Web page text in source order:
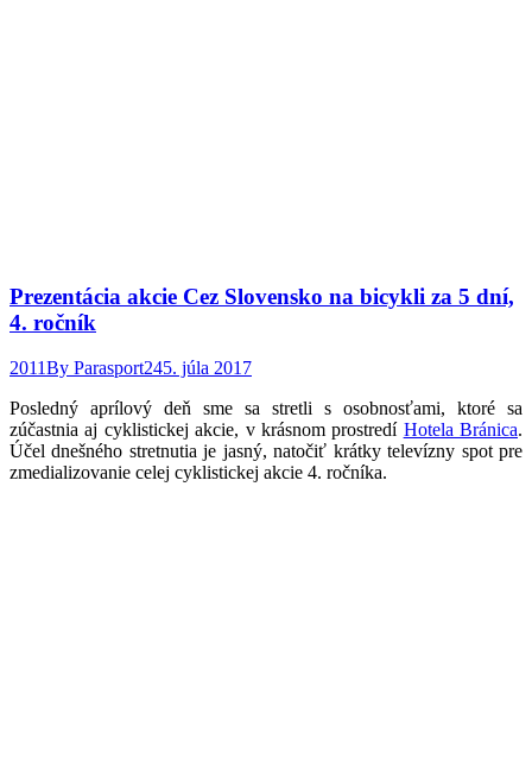
Prezentácia akcie Cez Slovensko na bicykli za 5 dní,
4. ročník
2011By Parasport245. júla 2017
Posledný aprílový deň sme sa stretli s osobnosťami, ktoré sa
zúčastnia aj cyklistickej akcie, v krásnom prostredí Hotela Bránica.
Účel dnešného stretnutia je jasný, natočiť krátky televízny spot pre
zmedializovanie celej cyklistickej akcie 4. ročníka.